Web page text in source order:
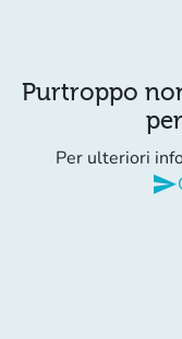
Purtroppo
Per ulteriori
send